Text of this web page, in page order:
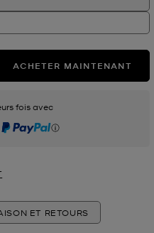
ACHETER MAINTENANT
fois avec
PayPal
ET RETOURS